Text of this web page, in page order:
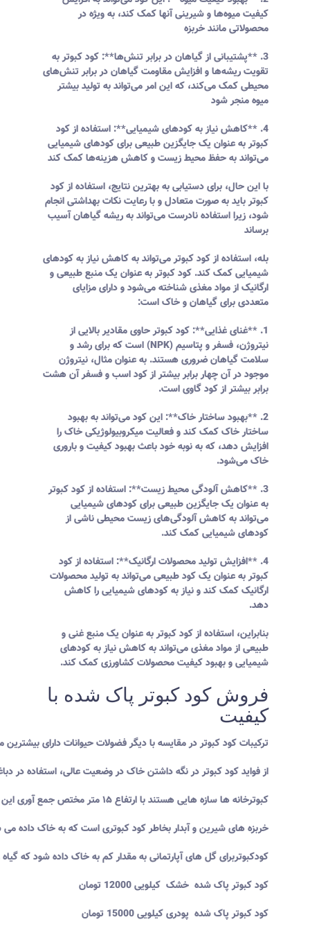
کیفیت میوه‌ها و شیرینی آنها کمک کند، به ویژه در
محصولاتی مانند خربزه
3. **پشتیبانی از گیاهان در برابر تنش‌ها**: کود کبوتر به
تقویت ریشه‌ها و افزایش مقاومت گیاهان در برابر تنش‌های
محیطی کمک می‌کند، که این امر می‌تواند به تولید بیشتر
میوه منجر شود
4. **کاهش نیاز به کودهای شیمیایی**: استفاده از کود
کبوتر به عنوان یک جایگزین طبیعی برای کودهای شیمیایی
می‌تواند به حفظ محیط زیست و کاهش هزینه‌ها کمک کند
با این حال، برای دستیابی به بهترین نتایج، استفاده از کود
کبوتر باید به صورت متعادل و با رعایت نکات بهداشتی انجام
شود، زیرا استفاده نادرست می‌تواند به ریشه گیاهان آسیب
برساند
بله، استفاده از کود کبوتر می‌تواند به کاهش نیاز به کودهای
شیمیایی کمک کند. کود کبوتر به عنوان یک منبع طبیعی و
ارگانیک از مواد مغذی شناخته می‌شود و دارای مزایای
متعددی برای گیاهان و خاک است:
1. **غنای غذایی**: کود کبوتر حاوی مقادیر بالایی از
نیتروژن، فسفر و پتاسیم (NPK) است که برای رشد و
سلامت گیاهان ضروری هستند. به عنوان مثال، نیتروژن
موجود در آن چهار برابر بیشتر از کود اسب و فسفر آن هشت
برابر بیشتر از کود گاوی است.
2. **بهبود ساختار خاک**: این کود می‌تواند به بهبود
ساختار خاک کمک کند و فعالیت میکروبیولوژیکی خاک را
افزایش دهد، که به نوبه خود باعث بهبود کیفیت و باروری
خاک می‌شود.
3. **کاهش آلودگی محیط زیست**: استفاده از کود کبوتر
به عنوان یک جایگزین طبیعی برای کودهای شیمیایی
می‌تواند به کاهش آلودگی‌های زیست محیطی ناشی از
کودهای شیمیایی کمک کند.
4. **افزایش تولید محصولات ارگانیک**: استفاده از کود
کبوتر به عنوان یک کود طبیعی می‌تواند به تولید محصولات
ارگانیک کمک کند و نیاز به کودهای شیمیایی را کاهش
دهد.
بنابراین، استفاده از کود کبوتر به عنوان یک منبع غنی و
طبیعی از مواد مغذی می‌تواند به کاهش نیاز به کودهای
شیمیایی و بهبود کیفیت محصولات کشاورزی کمک کند.
فروش کود کبوتر پاک شده با
کیفیت
ترکیبات کود کبوتر در مقایسه با دیگر فضولات حیوانات دارای
از فواید کود کبوتر در نگه داشتن خاک در وضعیت عالی، استفاده در
کبوترخانه ها سازه هایی هستند با ارتفاع ۱۵ متر مختص جمع آوری این کود با ارزش.
خربزه های شیرین و آبدار بخاطر کود کبوتری است که به خاک داده
کودکبوتربرای گل های آپارتمانی به مقدار کم به خاک داده شود که گیاه
کود کبوتر پاک شده خشک کیلویی 12000 تومان
کود کبوتر پاک شده پودری کیلویی 15000 تومان